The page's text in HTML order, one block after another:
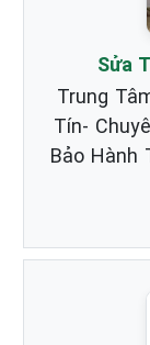
Sửa
Trung
Tín-
Bảo Hành